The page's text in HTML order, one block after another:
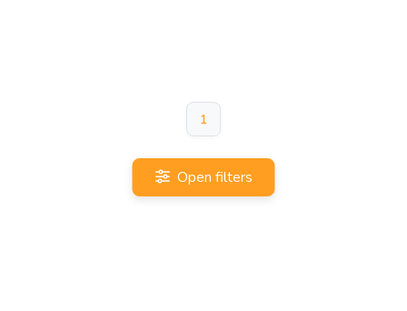
1
Open filters